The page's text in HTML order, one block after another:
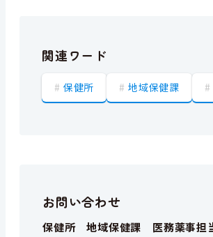
関連ワード
保健所 地域保健課
お問い合わせ
保健所 地域保健課 医務薬事担